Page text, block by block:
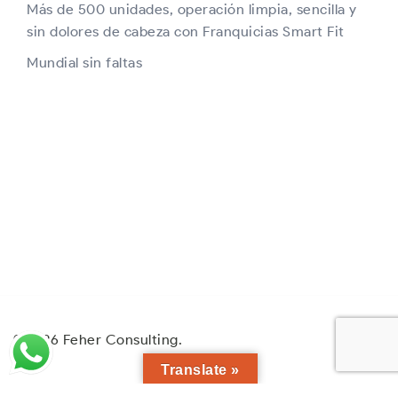
Más de 500 unidades, operación limpia, sencilla y
sin dolores de cabeza con Franquicias Smart Fit
Mundial sin faltas
© 2026 Feher Consulting.
Translate »